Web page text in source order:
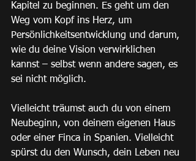
Kapitel zu beginnen. Es geht um den
Weg vom Kopf ins Herz, um
Persönlichkeitsentwicklung und darum,
wie du deine Vision verwirklichen
kannst – selbst wenn andere sagen, es
sei nicht möglich.
Vielleicht träumst auch du von einem
Neubeginn, von deinem eigenen Haus
oder einer Finca in Spanien. Vielleicht
spürst du den Wunsch, dein Leben neu